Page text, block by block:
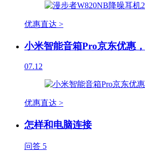
优惠直达 >
小米智能音箱Pro京东优惠
07.12
优惠直达 >
怎样和电脑连接
问答 5